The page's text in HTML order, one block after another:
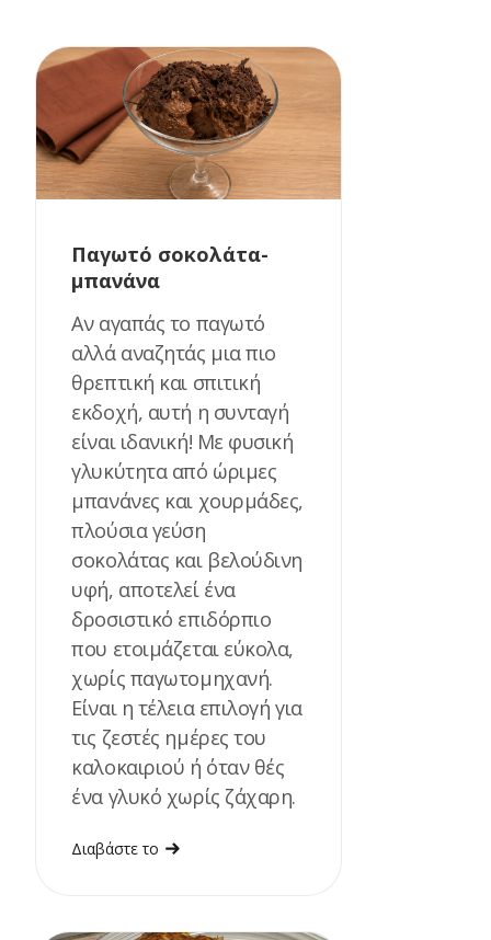
Παγωτό σοκολάτα-
μπανάνα
Αν αγαπάς το παγωτό
αλλά αναζητάς μια πιο
θρεπτική και σπιτική
εκδοχή, αυτή η συνταγή
είναι ιδανική! Με φυσική
γλυκύτητα από ώριμες
μπανάνες και χουρμάδες,
πλούσια γεύση
σοκολάτας και βελούδινη
υφή, αποτελεί ένα
δροσιστικό επιδόρπιο
που ετοιμάζεται εύκολα,
χωρίς παγωτομηχανή.
Είναι η τέλεια επιλογή για
τις ζεστές ημέρες του
καλοκαιριού ή όταν θές
ένα γλυκό χωρίς ζάχαρη.
Διαβάστε το